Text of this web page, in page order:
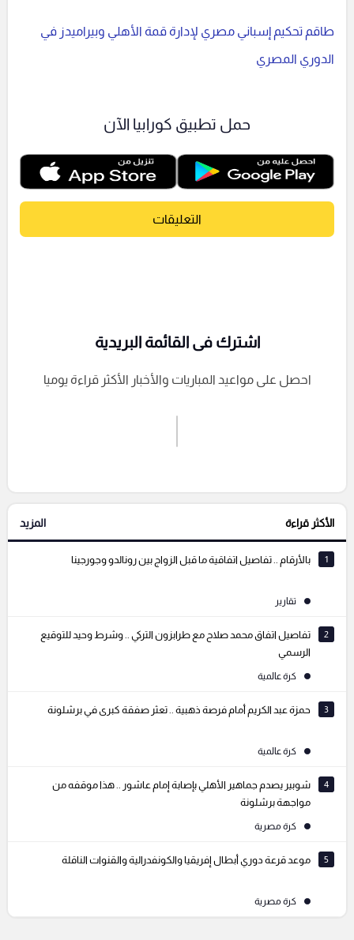
طاقم تحكيم إسباني مصري لإدارة قمة الأهلي وبيراميدز في
الدوري المصري
حمل تطبيق كورابيا الآن
التعليقات
إرسال تعليق
التعليقات السابقة
اشترك فى القائمة البريدية
احصل على مواعيد المباريات والأخبار الأكثر قراءة يوميا
الأكثر قراءة المزيد
1 بالأرقام .. تفاصيل اتفاقية ما قبل الزواج بين رونالدو وجورجينا
تقارير
2
تفاصيل اتفاق محمد صلاح مع طرابزون التركي .. وشرط وحيد للتوقيع
الرسمي
كرة عالمية
3 حمزة عبد الكريم أمام فرصة ذهبية .. تعثر صفقة كبرى في برشلونة
كرة عالمية
4
شوبير يصدم جماهير الأهلي بإصابة إمام عاشور .. هذا موقفه من
مواجهة برشلونة
كرة مصرية
5 موعد قرعة دوري أبطال إفريقيا والكونفدرالية والقنوات الناقلة
كرة مصرية